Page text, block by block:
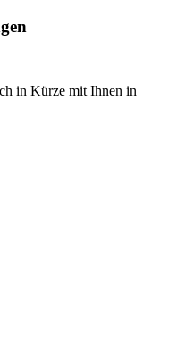
in Kürze mit Ihnen in